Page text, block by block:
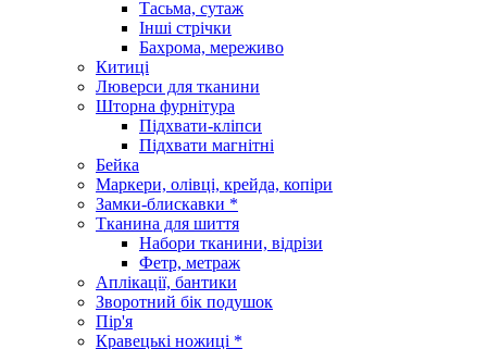
Тасьма, сутаж
Інші стрічки
Бахрома, мереживо
Китиці
Люверси для тканини
Шторна фурнітура
Підхвати-кліпси
Підхвати магнітні
Бейка
Маркери, олівці, крейда, копіри
Замки-блискавки *
Тканина для шиття
Набори тканини, відрізи
Фетр, метраж
Аплікації, бантики
Зворотний бік подушок
Пір'я
Кравецькі ножиці *